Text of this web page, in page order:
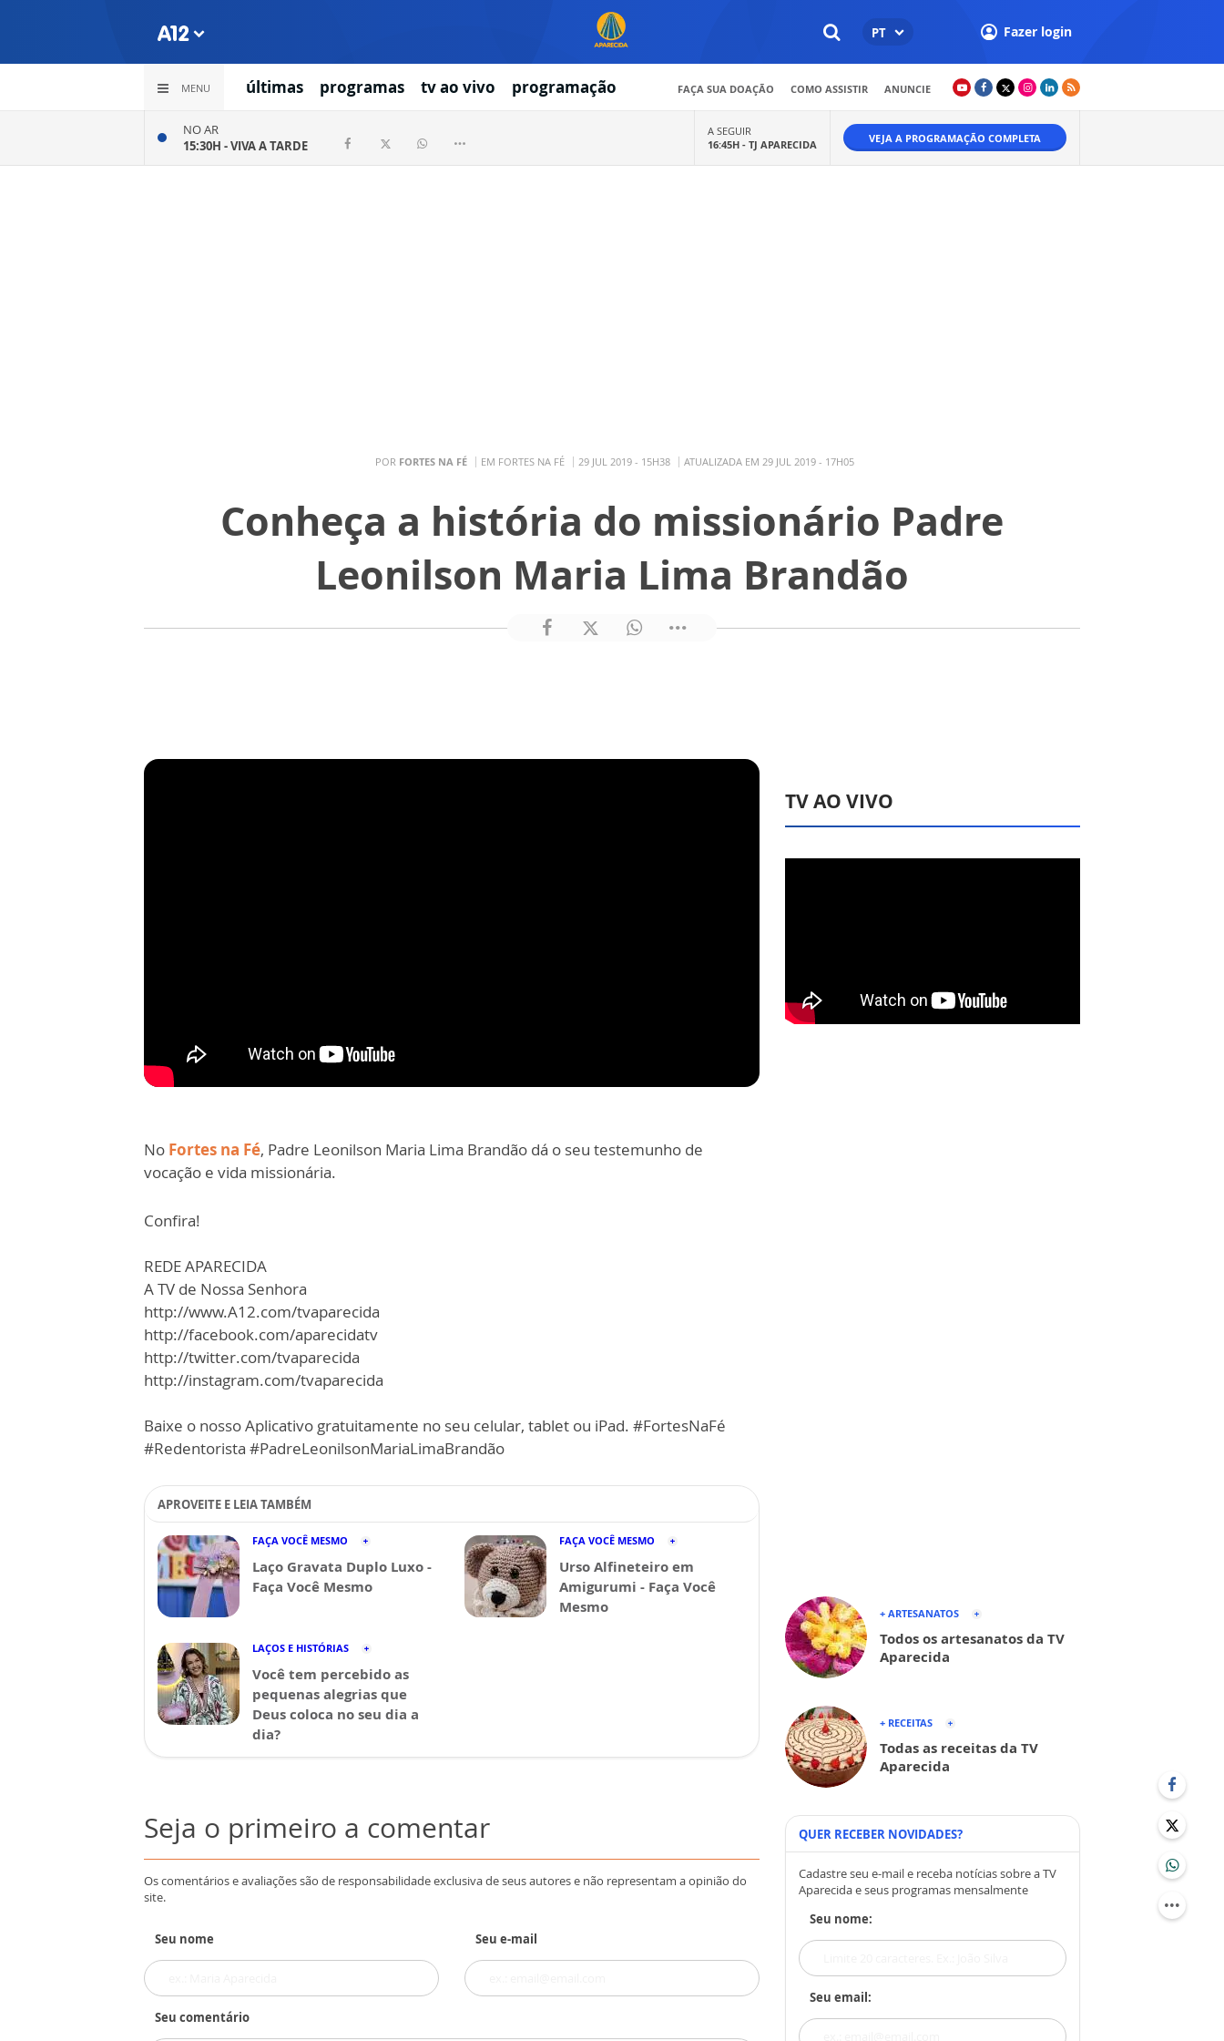
PT Fazer login
MENU últimas programas tv ao vivo programação FAÇA SUA DOAÇÃO COMO ASSISTIR ANUNCIE
NO AR
15:30H -VIVA A TARDE
A SEGUIR
16:45H - TJ APARECIDA VEJA A PROGRAMAÇÃO COMPLETA
POR FORTES NA FÉ EM FORTES NA FÉ 29 JUL 2019 - 15H38 ATUALIZADA EM 29 JUL 2019 - 17H05
Conheça a história do missionário Padre
Leonilson Maria Lima Brandão
No Fortes na Fé, Padre Leonilson Maria Lima Brandão dá o seu testemunho de
vocação e vida missionária.
Confira!
REDE APARECIDA
A TV de Nossa Senhora
http://www.A12.com/tvaparecida
http://facebook.com/aparecidatv
http://twitter.com/tvaparecida
http://instagram.com/tvaparecida
Baixe o nosso Aplicativo gratuitamente no seu celular, tablet ou iPad. #FortesNaFé
#Redentorista #PadreLeonilsonMariaLimaBrandão
APROVEITE E LEIA TAMBÉM
FAÇA VOCÊ MESMO
Laço Gravata Duplo Luxo -
Faça Você Mesmo
FAÇA VOCÊ MESMO
Urso Alfineteiro em
Amigurumi - Faça Você
Mesmo
LAÇOS E HISTÓRIAS
Você tem percebido as
pequenas alegrias que
Deus coloca no seu dia a
dia?
Seja o primeiro a comentar
Os comentários e avaliações são de responsabilidade exclusiva de seus autores e não representam a opinião do
site.
Seu nome Seu e-mail
Seu comentário
TV AO VIVO
+ ARTESANATOS
Todos os artesanatos da TV
Aparecida
+ RECEITAS
Todas as receitas da TV
Aparecida
QUER RECEBER NOVIDADES?
Cadastre seu e-mail e receba notícias sobre a TV
Aparecida e seus programas mensalmente
Seu nome:
Seu email: